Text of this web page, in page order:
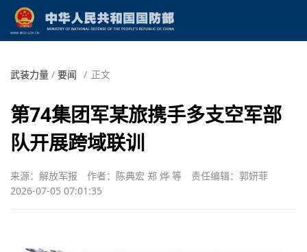
武装力量 / 要闻 / 正文
第74集团军某旅携手多支空军部
队开展跨域联训
来源：解放军报 作者：陈典宏 郑 烨 等
责任编辑：郭妍菲
2026-07-05 07:01:35